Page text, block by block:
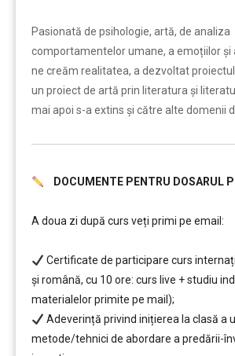
Pasionată de psihologie, artă, de analiza
comportamentelor umane, a emoțiilor și
ne creăm realitatea, a dezvoltat proiectul
un proiect de artă prin literatura și
mai apoi s-a extins și către alte domenii
DOCUMENTE PENTRU DOSARUL
A doua zi după curs veți primi pe email:
Certificate de participare curs
și română, cu 10 ore: curs live + studiu
materialelor primite pe mail);
Adeverință privind inițierea la clasă a
metode/tehnici de abordare a predării-